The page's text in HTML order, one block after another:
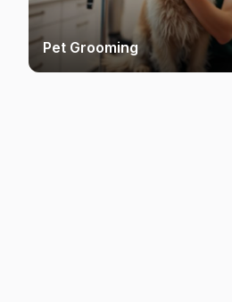
Pet Grooming